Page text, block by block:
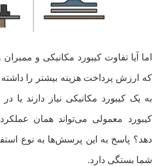
اما آیا تفاوت کیبورد مکانیکی و
که ارزش پرداخت هزینه بیشتر را داشته
به یک کیبورد مکانیکی نیاز دارند یا
کیبورد معمولی می‌تواند همان عملکرد
دهد؟ پاسخ به این پرسش‌ها به نوع
شما بستگی دارد.